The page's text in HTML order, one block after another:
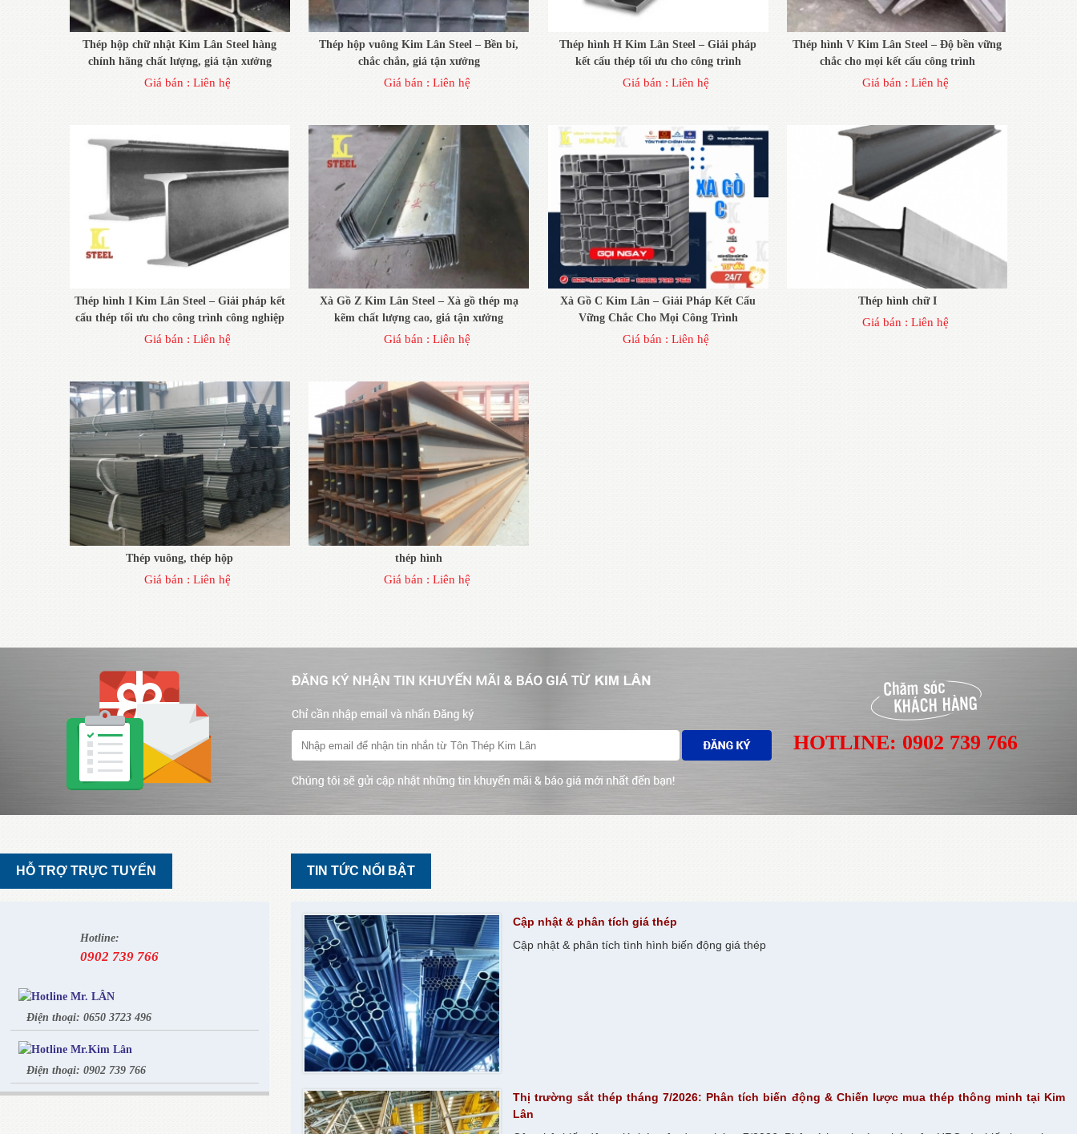
Thép hộp chữ nhật Kim Lân Steel hàng
chính hãng chất lượng, giá tận xưởng
Giá bán :Liên hệ
Thép hộp vuông Kim Lân Steel – Bền bỉ,
chắc chắn, giá tận xưởng
Giá bán : Liên hệ
Thép hình H Kim Lân Steel – Giải pháp
kết cấu thép tối ưu cho công trình
Giá bán :Liên hệ
Thép hình V Kim Lân Steel – Độ bền vững
chắc cho mọi kết cấu công trình
Giá bán : Liên hệ
Thép hình I Kim Lân Steel – Giải pháp kết
cấu thép tối ưu cho công trình công nghiệp
Giá bán :Liên hệ
Xà Gồ Z Kim Lân Steel – Xà gồ thép mạ
kẽm chất lượng cao, giá tận xưởng
Giá bán : Liên hệ
Xà Gồ C Kim Lân – Giải Pháp Kết Cấu
Vững Chắc Cho Mọi Công Trình
Giá bán :Liên hệ
Thép hình chữ I
Giá bán : Liên hệ
Thép vuông, thép hộp
Giá bán :Liên hệ
thép hình
Giá bán : Liên hệ
HOTLINE: 0902 739 766
HỖ TRỢ TRỰC TUYẾN
Hotline:
0902 739 766
Mr. LÂN
Điện thoại: 0650 3723 496
Mr.Kim Lân
Điện thoại: 0902 739 766
TIN TỨC NỔI BẬT
Cập nhật & phân tích giá thép
Cập nhật & phân tích tình hình biến động giá thép
Thị trường sắt thép tháng 7/2026: Phân tích biến động & Chiến lược mua thép thông minh tại Kim
Lân